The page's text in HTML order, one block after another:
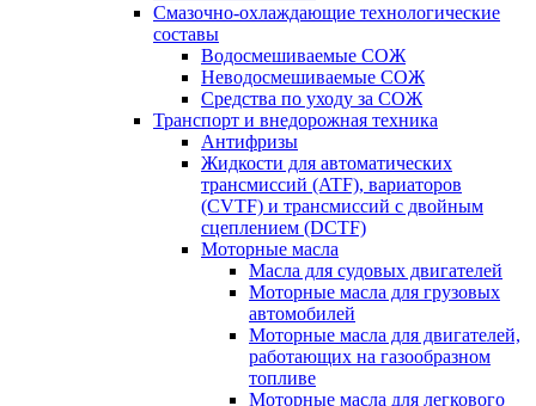
Смазочно-охлаждающие технологические
составы
Водосмешиваемые СОЖ
Неводосмешиваемые СОЖ
Средства по уходу за СОЖ
Транспорт и внедорожная техника
Антифризы
Жидкости для автоматических
трансмиссий (ATF), вариаторов
(CVTF) и трансмиссий с двойным
сцеплением (DCTF)
Моторные масла
Масла для судовых двигателей
Моторные масла для грузовых
автомобилей
Моторные масла для двигателей,
работающих на газообразном
топливе
Моторные масла для легкового